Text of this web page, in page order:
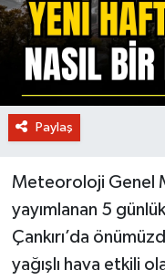
Paylaş
Meteoroloji Genel
yayımlanan 5
Çankırı’da
yağışlı hava etkili